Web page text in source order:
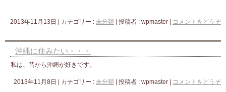
2013年11月13日 カテゴリー : 未分類 投稿者 : wpmaster コメントをどうぞ
沖縄に住みたい・・・
私は、昔から沖縄が好きです。
2013年11月8日 | カテゴリー : 未分類 | 投稿者 : wpmaster | コメントをどうぞ